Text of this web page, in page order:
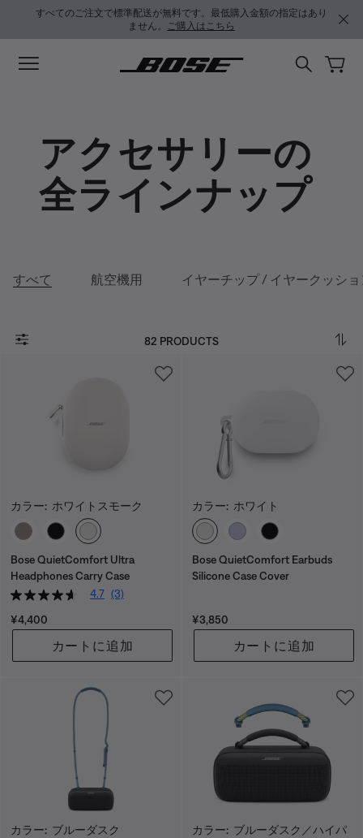
メインコンテンツに移動
サポートチャットに移動する
フッターコンテンツに移動
アクセシビリティ声明に移動する
すべてのご注文で標準配送が無料です。最低購入金額の指定はあり
ません。 ご購入はこちら
アクセサリーの
全ラインナップ
すべて 航空機用 イヤーチップ / イヤークッシ
82 PRODUCTS
カラー: ホワイトスモーク
カラーの選択
Bose QuietComfort Ultra
Headphones Carry Case
4.7 (3)
価格:
¥4,400
カートに追加
カラー: ホワイト
カラーの選択
Bose QuietComfort Earbuds
Silicone Case Cover
価格:
¥3,850
カートに追加
カラー: ブルーダスク カラー: ブルーダスク／ハイパ